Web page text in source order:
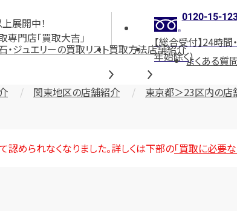
展開中！
門店「買取大吉」
0120-15-
【総合受付】24時
年始除く)
・ジュエリーの買取リスト買取方法店舗紹介
よくある質
関東地区の店舗紹介 東京都＞23区内の店
められなくなりました。詳しくは下部の「買取に必要な